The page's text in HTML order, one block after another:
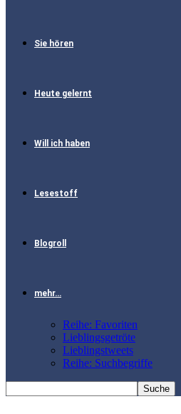
Sie hören
Heute gelernt
Will ich haben
Lesestoff
Blogroll
mehr…
Reihe: Favoriten
Lieblingsgetröte
Lieblingstweets
Reihe: Suchbegriffe